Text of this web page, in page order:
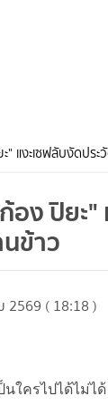
" แงะเซฟลับงัดปร
อง ปิยะ
ข้าว
2569 ( 18:18 )
ใครไปได้ไม่ไ